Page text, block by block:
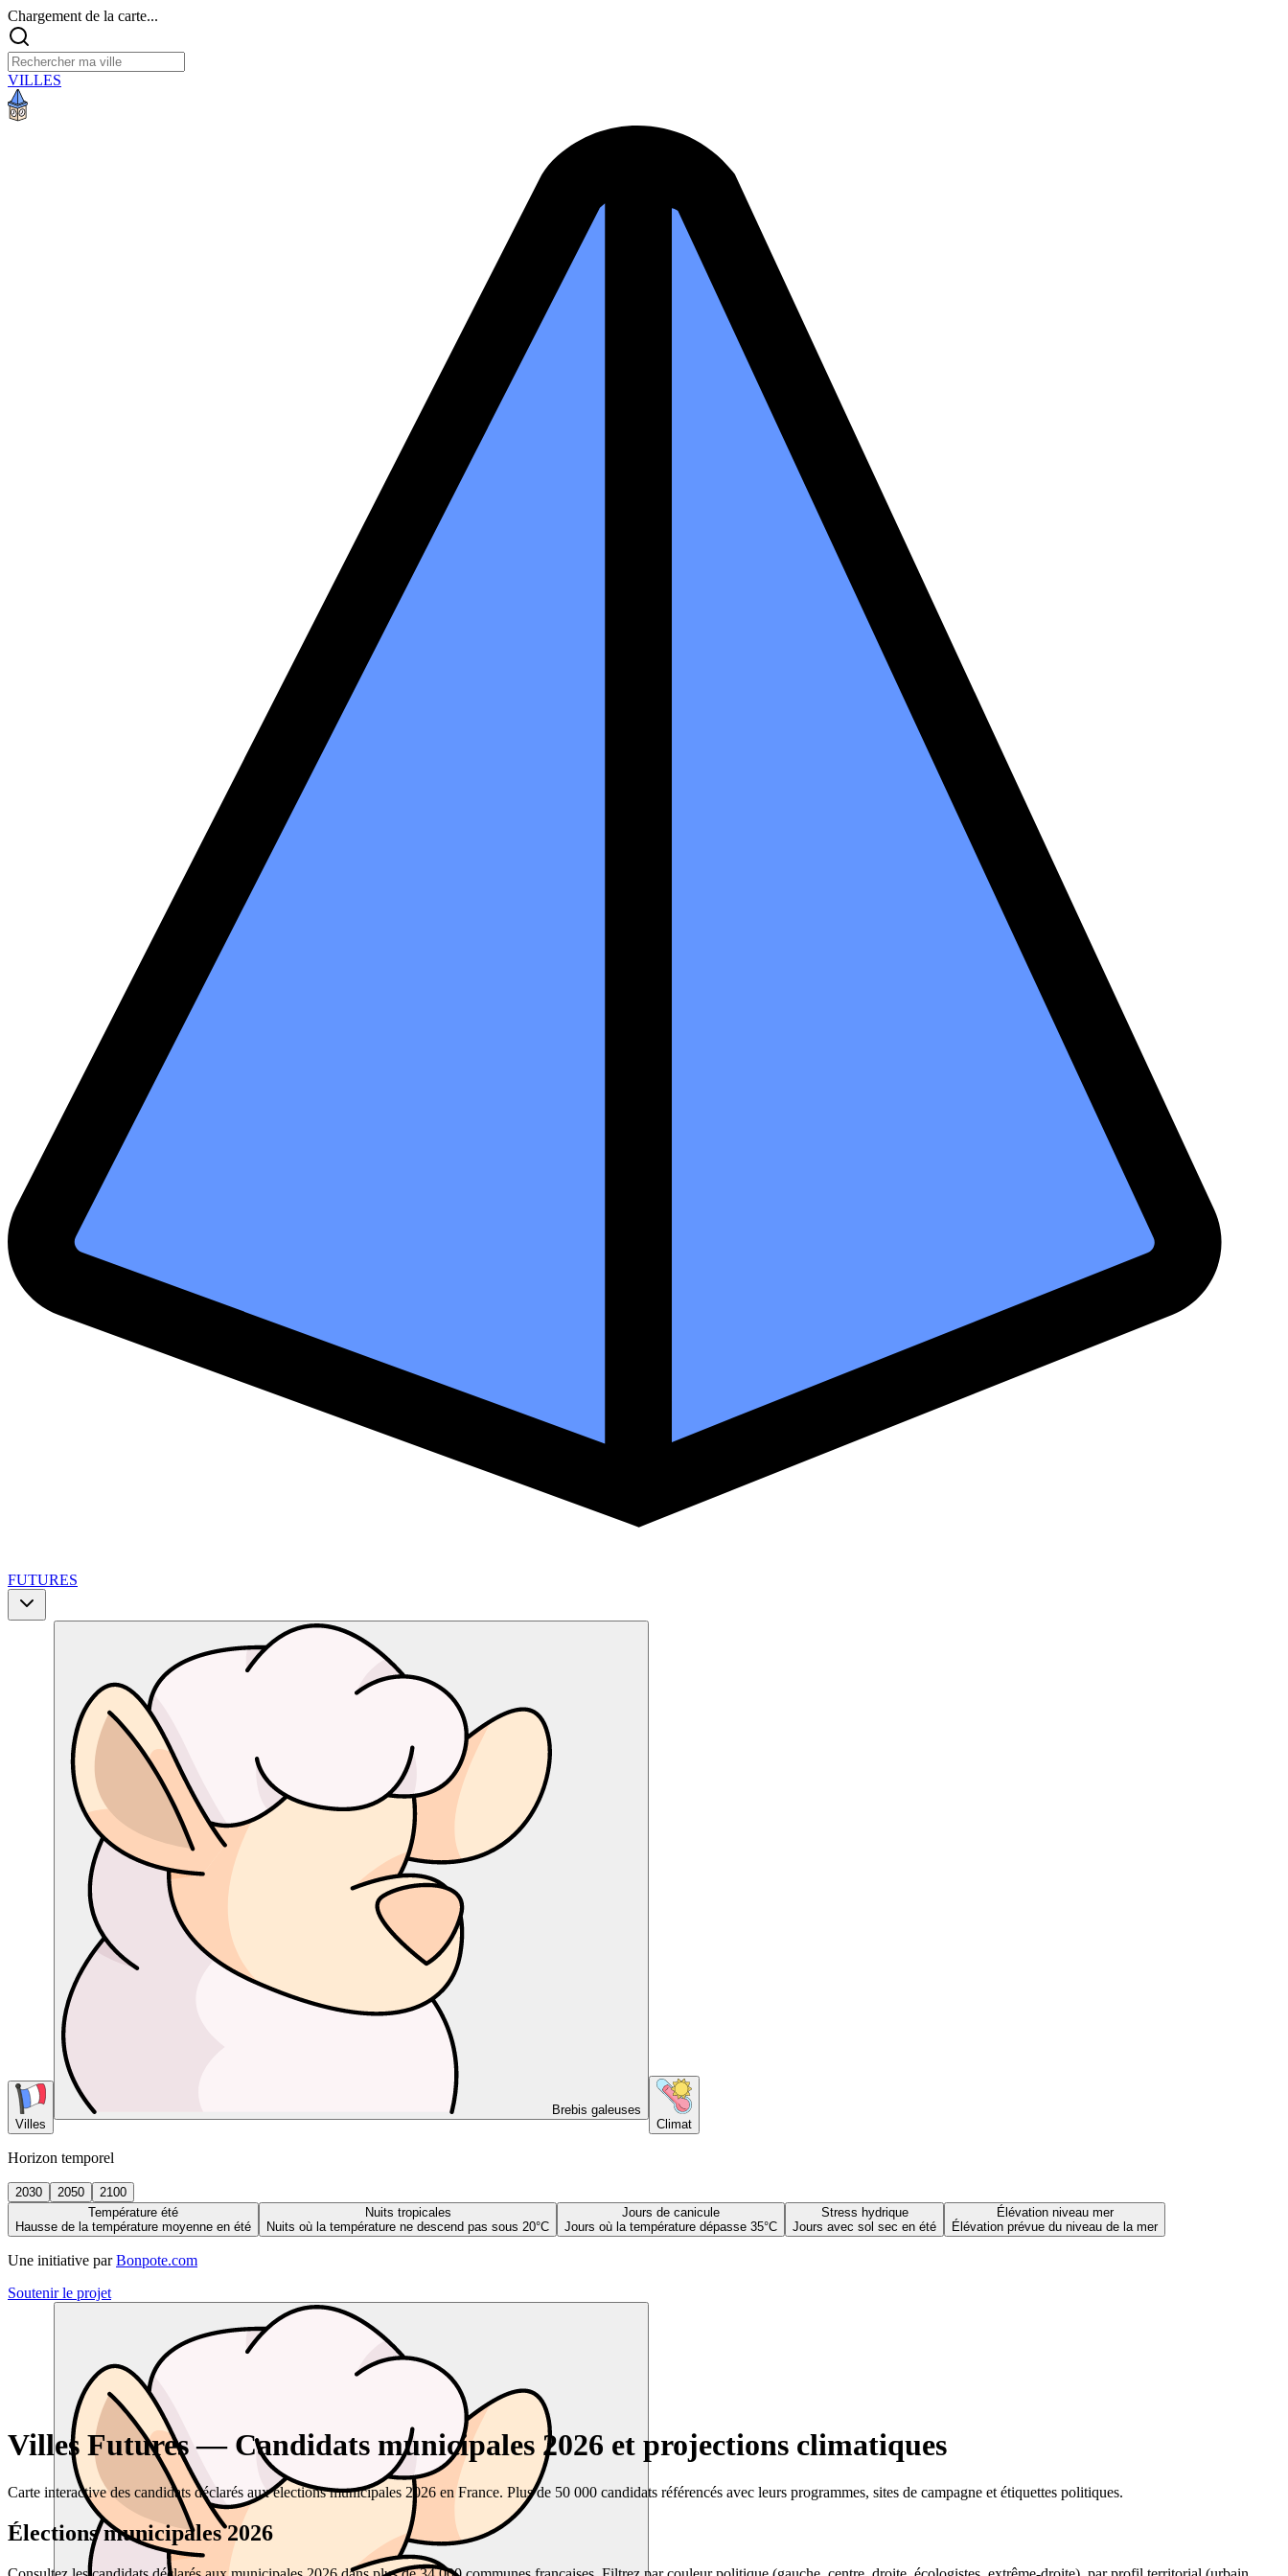
Chargement de la carte...
VILLES
FUTURES
Villes
Brebis galeuses
Climat
Horizon temporel
2030 2050
2100
Température été
Hausse de la température moyenne en été
Nuits tropicales
Nuits où la température ne descend pas sous 20°C
Jours de canicule
Jours où la température dépasse 35°C
Stress hydrique
Jours avec sol sec en été
Élévation niveau mer
Élévation prévue du niveau de la mer
Une initiative par Bonpote.com
Soutenir le projet
Villes Futures — Candidats municipales 2026 et projections climatiques
Carte interactive des candidats déclarés aux élections municipales 2026 en France. Plus de 50 000 candidats référencés avec leurs programmes, sites de campagne et étiquettes politiques.
Élections municipales 2026